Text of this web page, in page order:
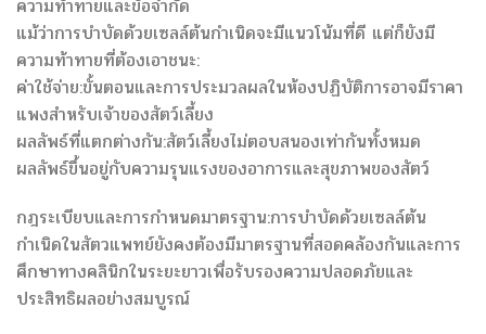
ความท้าทายและข้อจำกัด
แม้ว่าการบำบัดด้วยเซลล์ต้นกำเนิดจะมีแนวโน้มที่ดี แต่ก็ยังมี
ความท้าทายที่ต้องเอาชนะ:
ค่าใช้จ่าย:ขั้นตอนและการประมวลผลในห้องปฏิบัติการอาจมีราคา
แพงสำหรับเจ้าของสัตว์เลี้ยง
ผลลัพธ์ที่แตกต่างกัน:สัตว์เลี้ยงไม่ตอบสนองเท่ากันทั้งหมด
ผลลัพธ์ขึ้นอยู่กับความรุนแรงของอาการและสุขภาพของสัตว์
กฎระเบียบและการกำหนดมาตรฐาน:การบำบัดด้วยเซลล์ต้น
กำเนิดในสัตวแพทย์ยังคงต้องมีมาตรฐานที่สอดคล้องกันและการ
ศึกษาทางคลินิกในระยะยาวเพื่อรับรองความปลอดภัยและ
ประสิทธิผลอย่างสมบูรณ์